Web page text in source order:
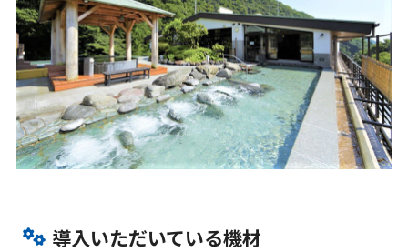
導入いただいている機材